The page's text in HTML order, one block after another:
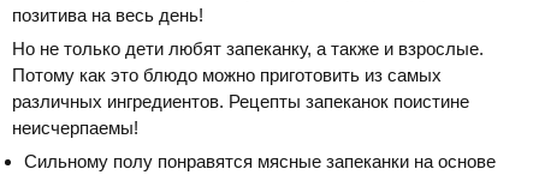
позитива на весь день!
Но не только дети любят запеканку, а также и взрослые.
Потому как это блюдо можно приготовить из самых
различных ингредиентов. Рецепты запеканок поистине
неисчерпаемы!
Сильному полу понравятся мясные запеканки на основе